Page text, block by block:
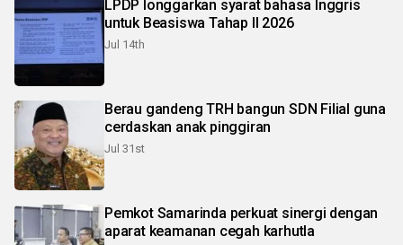
LPDP longgarkan syarat bahasa Inggris
untuk Beasiswa Tahap II 2026
Jul 14th
Berau gandeng TRH bangun SDN Filial guna
cerdaskan anak pinggiran
Jul 31st
Pemkot Samarinda perkuat sinergi dengan
aparat keamanan cegah karhutla